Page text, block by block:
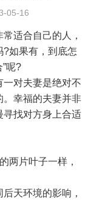
05-16
适合自己的人，
如果有，到底怎
呢?
对夫妻是绝对不
。幸福的夫妻并非
寻找对方身上合适
两片叶子一样，
天环境的影响，